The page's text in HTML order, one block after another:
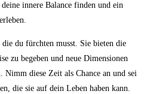
innere Balance finden und ein
du fürchten musst. Sie bieten die
zu begeben und neue Dimensionen
Nimm diese Zeit als Chance an und sei
die sie auf dein Leben haben kann.